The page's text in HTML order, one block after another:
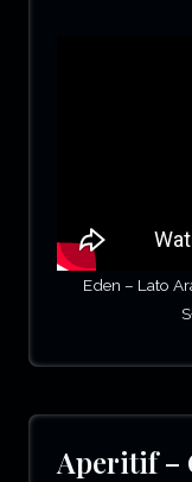
Eden – Lato
Aperitif –